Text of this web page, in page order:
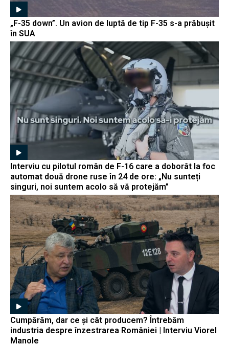
„F-35 down”. Un avion de luptă de tip F-35 s-a prăbușit
în SUA
Interviu cu pilotul român de F-16 care a doborât la foc
automat două drone ruse în 24 de ore: „Nu sunteți
singuri, noi suntem acolo să vă protejăm”
Cumpărăm, dar ce și cât producem? Întrebăm
industria despre înzestrarea României | Interviu Viorel
Manole